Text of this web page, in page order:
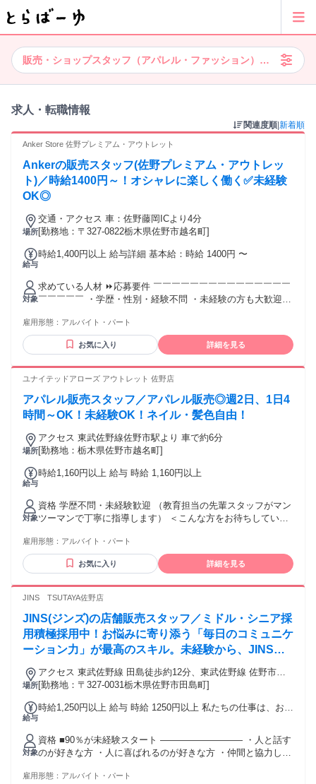
販売・ショップスタッフ（アパレル・ファッション）、佐野市、
求人・転職情報
関連度順 新着順
Anker Store 佐野プレミアム・アウトレット
Ankerの販売スタッフ(佐野プレミアム・アウトレッ
ト)／時給1400円～！オシャレに楽しく働く✅未経験
OK◎
場所
交通・アクセス 車：佐野藤岡ICより4分
[勤務地：〒327-0822栃木県佐野市越名町]
給与
時給1,400円以上 給与詳細 基本給：時給 1400円 〜
対象
求めている人材 ⏩応募要件 ￣￣￣￣￣￣￣￣￣￣￣￣￣￣￣
￣￣￣￣￣ ・学歴・性別・経験不問 ・未経験の方も大歓迎
￣￣￣￣￣￣￣￣￣￣￣￣￣￣￣￣￣￣￣ ・アパレル(接客)
や雑貨販売の経験を活かしたい ・“売る”より“提案する”接客が
したい ・自分のペースで長く働ける職場を探している ・
方 ・フリーター、主婦（夫）層の方 ・ブランクがある方も大
￣￣ ✧アンカー製品が好きな方 ✧スマホアクセサリーが好き
な方 ✧家電周りに興味がある方 ✧学歴不問・資格不問 ✧フリ
✧幅広い方が活躍中 ✧帰国子女、大学生（国際系）の方も活
躍してます！
雇用形態： アルバイト・パート
お気に入り 詳細を見る
ユナイテッドアローズ アウトレット 佐野店
アパレル販売スタッフ／アパレル販売◎週2日、1日4
時間～OK！未経験OK！ネイル・髪色自由！
場所
アクセス 東武佐野線佐野市駅より 車で約6分
[勤務地：栃木県佐野市越名町]
給与
時給1,160円以上 給与 時給 1,160円以上
対象
資格 学歴不問・未経験歓迎 （教育担当の先輩スタッフがマン
ツーマンで丁寧に指導します） ＜こんな方をお待ちしていま
や土日を中心に働きたい学生の方 ・チームで目標に向かって
取り組むことが好きな方 ・アパレル業界で長く活躍したい方
「ファッションが好き」というシンプルな動機でお仕事を始
をそのままお仕事にしてみませんか？
雇用形態： アルバイト・パート
お気に入り 詳細を見る
JINS TSUTAYA佐野店
JINS(ジンズ)の店舗販売スタッフ／ミドル・シニア採
用積極採用中！お悩みに寄り添う「毎日のコミュニケ
ーション力」が最高のスキル。未経験から、JINSの
頼れるプロへ！
場所
アクセス 東武佐野線 田島徒歩約12分、東武佐野線 佐野市徒
歩約14分 田島駅より徒歩約12分 佐野市駅より徒歩約15分
[勤務地：〒327-0031栃木県佐野市田島町]
給与
時給1,250円以上 給与 時給 1250円以上 私たちの仕事は、お客
機会がたくさん。 あなたのアイデアと笑顔は、この街と、そ
こに住む人の毎日を豊かにします。 世界を目指すJINSの原点
は、そんな地域に根ざしたお店です。 ※さらに眼鏡作成技能
士資格を保有している場合、時給120円UP！ （社内承認後、
対象
資格 ■90％が未経験スタート ――――――――― ・人と話す
のが好きな方 ・人に喜ばれるのが好きな方 ・仲間と協力して
でも安心の理由】 ◆働くスタッフは穏やかで気さくな人ばか
雇用形態： アルバイト・パート